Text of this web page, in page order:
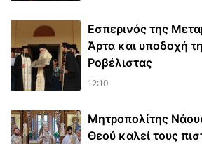
Εσπερινός της
Άρτα και υποδοχή
Ροβέλιστας
12:10
Μητροπολίτης
Θεού καλεί τους